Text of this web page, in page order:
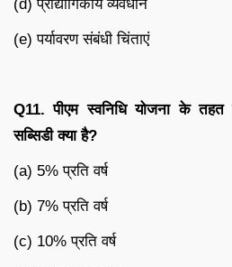
(d) प्रौद्योगिकीय व्यवधान
(e) पर्यावरण संबंधी चिंताएं
Q11. पीएम स्वनिधि योजना के तहत
सब्सिडी क्या है?
(a) 5% प्रति वर्ष
(b) 7% प्रति वर्ष
(c) 10% प्रति वर्ष